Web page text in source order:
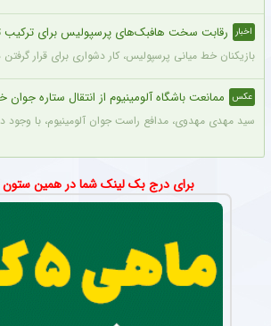
اخبار رقابت سخت هافبک‌های پرسپولیس برای ترکیب
بازیکنان خط میانی پرسپولیس، کار دشواری برای قرار
عکس ممانعت باشگاه آلومینیوم از انتقال ستاره جوان خود
سید مهدی مهدوی، مدافع راست جوان آلومینیوم، با وجود
برای درج بک لینک شما در همین ستون